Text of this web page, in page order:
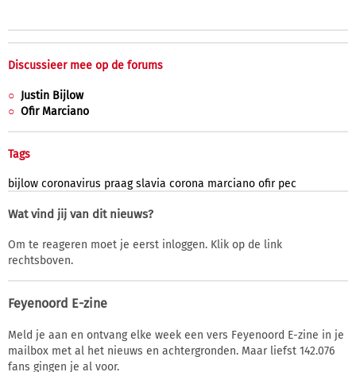
Discussieer mee op de forums
Justin Bijlow
Ofir Marciano
Tags
bijlow coronavirus praag slavia corona marciano ofir pec
Wat vind jij van dit nieuws?
Om te reageren moet je eerst inloggen. Klik op de link
rechtsboven.
Feyenoord E-zine
Meld je aan en ontvang elke week een vers Feyenoord E-zine in je
mailbox met al het nieuws en achtergronden. Maar liefst 142.076
fans gingen je al voor.